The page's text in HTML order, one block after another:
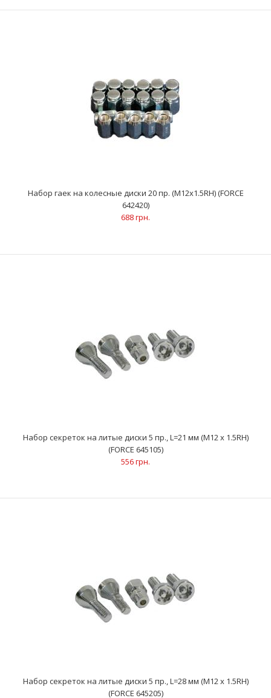
695 грн.
Набор гаек на колесные диски 20 пр. (М12х1.5RH) (FORCE
642420)
688 грн.
Размеры: М12х1.5RHКоличество: 20 шт..
556 грн.
Набор гаек на колесные диски 20 пр. (М12х1.5RH) (FORCE
642420)
688 грн.
Набор секреток на литые диски 5 пр., L=21 мм (M12 x 1.5RH)
(FORCE 645105)
556 грн.
Набор секреток на литые диски 5 пр., L=28 мм (M12 x 1.5RH)
(FORCE 645205)